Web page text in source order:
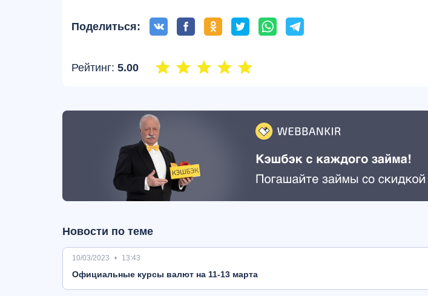
Поделиться:
Рейтинг: 5.00
Новости по теме
10/03/2023 13:43
Oфициальные курсы валют на 11-13 марта